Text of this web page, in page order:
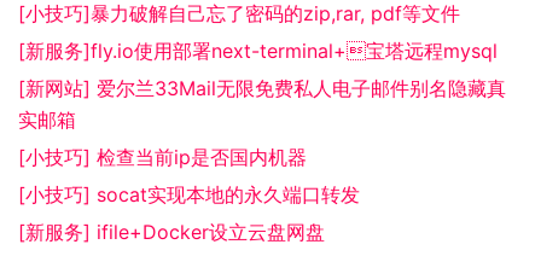
[小技巧]暴力破解自己忘了密码的zip,rar, pdf等文件
[新服务]fly.io使用部署next-terminal+宝塔远程mysql
[新网站] 爱尔兰33Mail无限免费私人电子邮件别名隐藏真
实邮箱
[小技巧] 检查当前ip是否国内机器
[小技巧] socat实现本地的永久端口转发
[新服务] ifile+Docker设立云盘网盘